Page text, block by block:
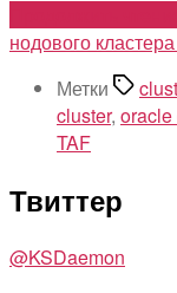
нодового
Метки
cluster,
TAF
Твиттер
@KSDaemon